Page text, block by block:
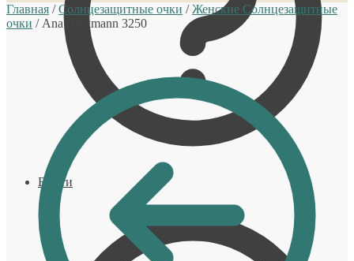
Войти
Главная /Солнцезащитные очки /Женские Солнцезащитные
очки / Ana Hickmann 3250